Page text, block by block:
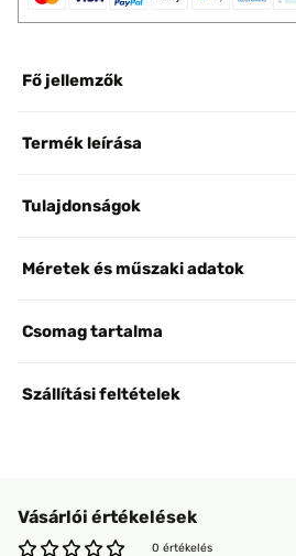
Fő jellemzők
Termék leírása
Tulajdonságok
Méretek és műszaki adatok
Csomag tartalma
Szállítási feltételek
Vásárlói értékelések
0 értékelés